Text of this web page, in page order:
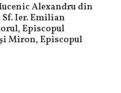
Alexandru din
Sf. Ier. Emilian
Episcopul
Miron, Episcopul